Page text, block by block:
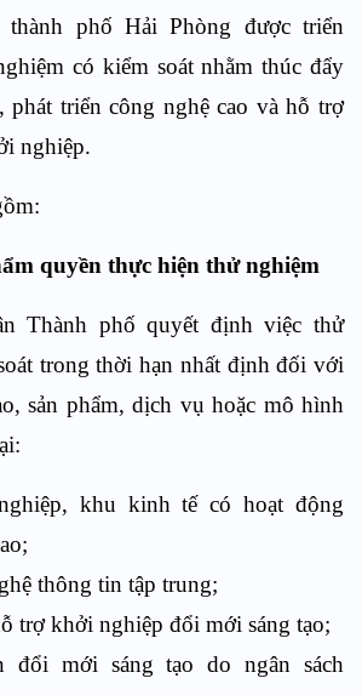
thành phố Hải Phòng được triển
có kiểm soát nhằm thúc đẩy
phát triển công nghệ cao và hỗ trợ
nghiệp.
quyền thực hiện thử nghiệm
Thành phố quyết định việc thử
trong thời hạn nhất định đối với
sản phẩm, dịch vụ hoặc mô hình
khu kinh tế có hoạt động
thông tin tập trung;
trợ khởi nghiệp đổi mới sáng tạo;
đổi mới sáng tạo do ngân sách